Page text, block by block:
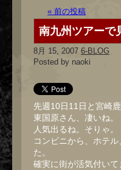
« 前の投稿
南九州ツアーで
8月 15, 2007 6-BLOG
Posted by naoki
先週10日11日と宮崎
東国原さん、凄いね。
人気出るね。そりゃ。
コンビニから、ホテ
た。
確実に街が活気付いて